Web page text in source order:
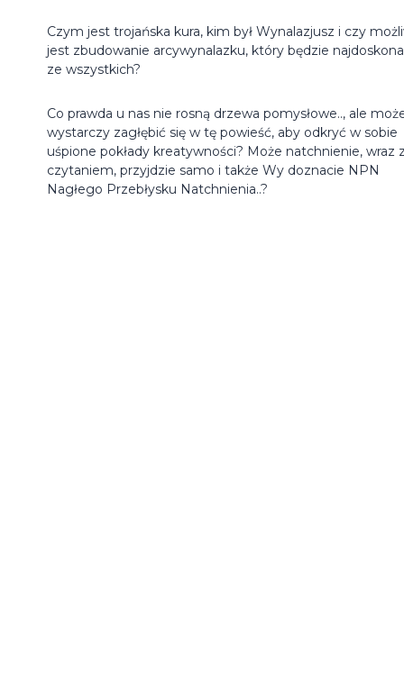
Czym jest trojańska kura, kim był Wynalazjusz i czy
jest zbudowanie arcywynalazku, który będzie
ze wszystkich?
Co prawda u nas nie rosną drzewa pomysłowe.., ale
wystarczy zagłębić się w tę powieść, aby odkryć w sobie
uśpione pokłady kreatywności? Może natchnienie, wraz
czytaniem, przyjdzie samo i także Wy doznacie NPN
Nagłego Przebłysku Natchnienia..?